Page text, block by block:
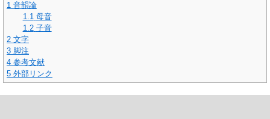
1 音韻論
1.1 母音
1.2 子音
2 文字
3 脚注
4 参考文献
5 外部リンク